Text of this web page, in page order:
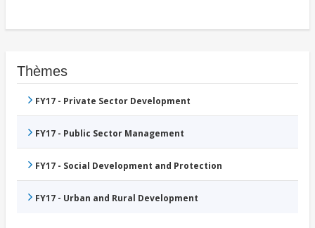
Thèmes
FY17 - Private Sector Development
FY17 - Public Sector Management
FY17 - Social Development and Protection
FY17 - Urban and Rural Development